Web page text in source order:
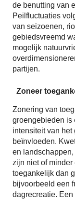
de benutting van
Peilfluctuaties
van seizoenen,
gebiedsvreemd
mogelijk
partijen.
Zoneer
Zonering van
groengebieden is
intensiteit van het
beïnvloeden.
en
zijn niet of
toegankelijk dan
bijvoorbeeld een
dagrecreatie.